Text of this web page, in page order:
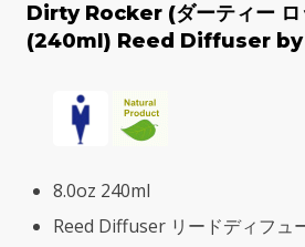
Dirty Rocker (ダーティー
(240ml) Reed Diffuser
8.0oz 240ml
Reed Diffuser リードディフュ